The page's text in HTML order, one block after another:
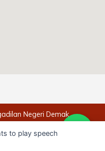
Negeri Demak
to play speech